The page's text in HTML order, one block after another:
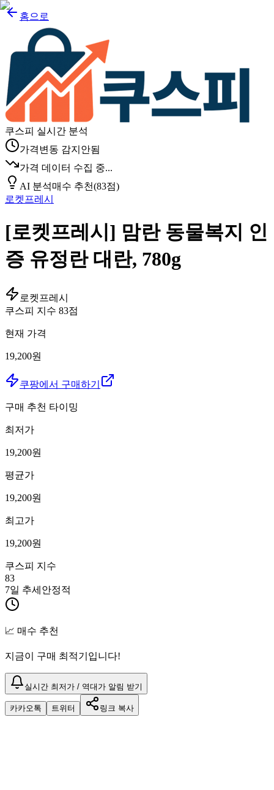
홈으로
쿠스피 실시간 분석
가격변동 감지안됨
가격 데이터 수집 중...
AI 분석매수 추천(83점)
로켓프레시
[로켓프레시] 맘란 동물복지 인
증 유정란 대란, 780g
로켓프레시
쿠스피 지수 83점
현재 가격
19,200원
쿠팡에서 구매하기
구매 추천 타이밍
최저가
19,200원
평균가
19,200원
최고가
19,200원
쿠스피 지수
83
7일 추세 안정적
📈 매수 추천
지금이 구매 최적기입니다!
실시간 최저가 / 역대가 알림 받기
카카오톡 트위터 링크 복사